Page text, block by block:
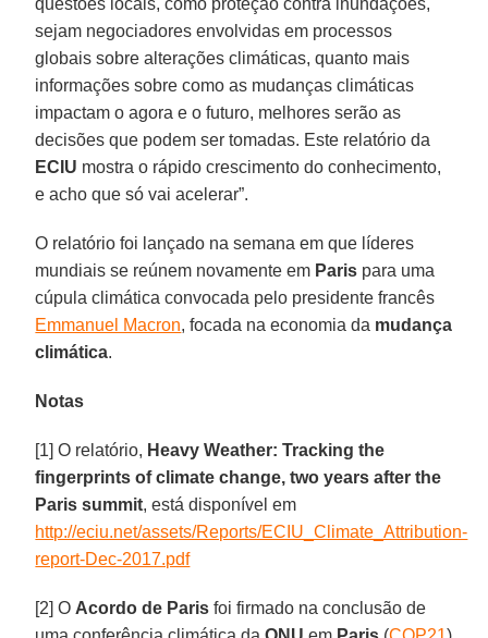
sejam negociadores envolvidas em processos
globais sobre alterações climáticas, quanto mais
informações sobre como as mudanças climáticas
impactam o agora e o futuro, melhores serão as
decisões que podem ser tomadas. Este relatório da
ECIU mostra o rápido crescimento do conhecimento,
e acho que só vai acelerar”.
O relatório foi lançado na semana em que líderes
mundiais se reúnem novamente em Paris para uma
cúpula climática convocada pelo presidente francês
Emmanuel Macron, focada na economia da mudança
climática.
Notas
[1] O relatório, Heavy Weather: Tracking the
fingerprints of climate change, two years after the
Paris summit, está disponível em
http://eciu.net/assets/Reports/ECIU_Climate_Attribution-
report-Dec-2017.pdf
[2] O Acordo de Paris foi firmado na conclusão de